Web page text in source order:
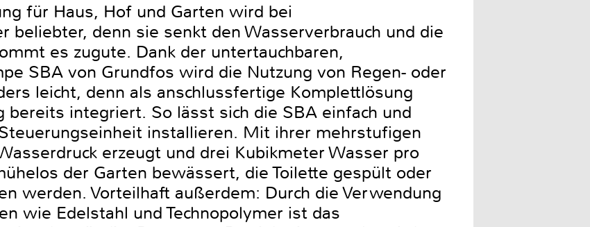
für Haus, Hof und Garten wird bei
beliebter, denn sie senkt den Wasserverbrauch und die
es zugute. Dank der untertauchbaren,
SBA von Grundfos wird die Nutzung von Regen- oder
leicht, denn als anschlussfertige Komplettlösung
bereits integriert. So lässt sich die SBA einfach und
installieren. Mit ihrer mehrstufigen
erzeugt und drei Kubikmeter Wasser pro
der Garten bewässert, die Toilette gespült oder
werden. Vorteilhaft außerdem: Durch die Verwendung
wie Edelstahl und Technopolymer ist das